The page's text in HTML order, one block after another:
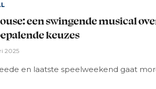
een swingende musical
keuzes
2025
en laatste speelweekend gaat